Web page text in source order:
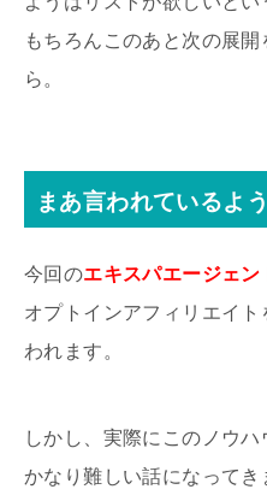
もちろんこのあと次の展
ら。
まあ言われているよ
今回のエキスパエージェン
オプトインアフィリエイ
われます。
しかし、実際にこのノウ
かなり難しい話になってき